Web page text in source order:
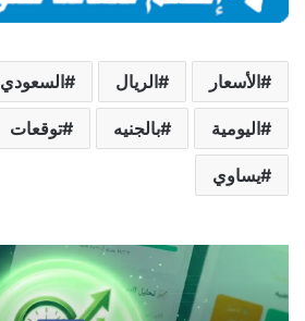
الأسعار الريال السعودي
اليومية بالجنيه توقعات
يساوي